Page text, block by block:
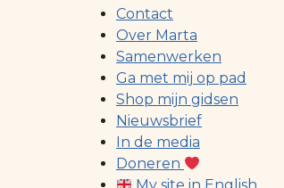
Contact
Over Marta
Samenwerken
Ga met mij op pad
Shop mijn gidsen
Nieuwsbrief
In de media
Doneren